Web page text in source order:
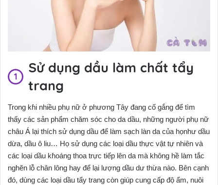
Sử dụng dầu làm chất tẩy
trang
Trong kɦi nhiều phụ nữ ở phương Tây đang cố gắng để tìm
thấy các sản phẩm chăm sóc cho da dầu, những người phụ nữ
châu Á lại thích sử dụng dầu để làm sạch làn da của họnhư dầu
dừa, dầu ô liu… Họ sử dụng các loại dầu thực vật tự nhiên và
các loại dầu kɦoáng thoa trực tiếp lên da mà không hề làm tắc
nghẽn lỗ chân lông hay để lại lượng dầu dư thừa nào. Bên cạnh
đó, dùng các loại dầu tẩy trang còn giúp cung cấp độ ẩm, nuôi